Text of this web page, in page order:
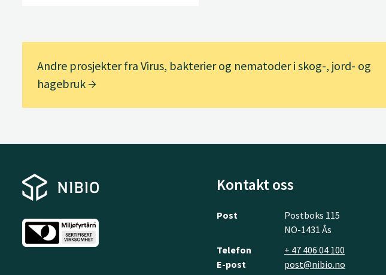
Andre prosjekter fra Virus, bakterier og nematoder i skog-, jord- og
hagebruk
Kontakt oss
Post
Postboks 115
NO-1431 Ås
Telefon
+ 47 406 04 100
E-post
post@nibio.no